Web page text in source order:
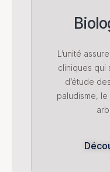
L’unité
cliniques qui
d’étude
paludisme,